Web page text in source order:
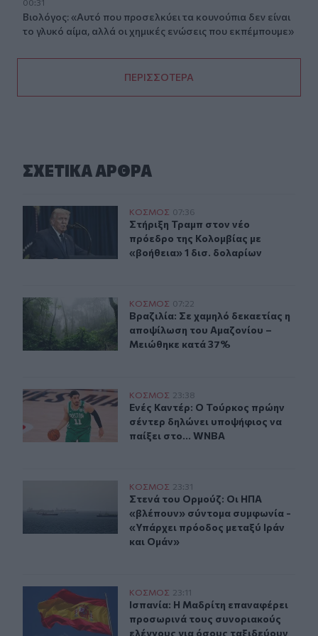
00:31
Βιολόγος: «Αυτό που προσελκύει τα κουνούπια δεν είναι
το γλυκό αίμα, αλλά οι χημικές ενώσεις που εκπέμπουμε»
ΠΕΡΙΣΣΟΤΕΡΑ
ΣΧΕΤΙΚA AΡΘΡΑ
Στήριξη Τραμπ στον νέο πρόεδρο της Κολομβίας με
ΚΟΣΜΟΣ 07:36
Στήριξη Τραμπ στον νέο πρόεδρο
Στήριξη Τραμπ στον νέο
πρόεδρο της Κολομβίας με
«βοήθεια» 1 δισ. δολαρίων
Βραζιλία: Σε χαμηλό δεκαετίας η αποψίλωση του
ΚΟΣΜΟΣ 07:22
Βραζιλία: Σε χαμηλό δεκαετίας η
Βραζιλία: Σε χαμηλό δεκαετίας η
αποψίλωση του Αμαζονίου –
Μειώθηκε κατά 37%
Ενές Καντέρ: Ο Τούρκος πρώην σέντερ δηλώνει
ΚΟΣΜΟΣ 23:38
Ενές Καντέρ: Ο Τούρκος πρώην
Ενές Καντέρ: Ο Τούρκος πρώην
σέντερ δηλώνει υποψήφιος να
παίξει στο... WNBA
Στενά του Ορμούζ: Οι ΗΠΑ «βλέπουν» σύντομα
ΚΟΣΜΟΣ 23:31
Στενά του Ορμούζ: Οι ΗΠΑ
Στενά του Ορμούζ: Οι ΗΠΑ
«βλέπουν» σύντομα συμφωνία -
«Υπάρχει πρόοδος μεταξύ Ιράν
και Ομάν»
Ισπανία: Η Μαδρίτη επαναφέρει προσωρινά τους
ΚΟΣΜΟΣ 23:11
Ισπανία: Η Μαδρίτη επαναφέρει
Ισπανία: Η Μαδρίτη επαναφέρει
προσωρινά τους συνοριακούς
ελέγχους για όσους ταξιδεύουν